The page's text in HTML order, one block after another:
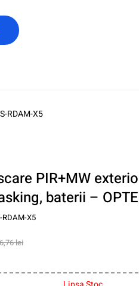
RDAM-X5
PIR+MW
baterii –
RDAM-X5
lei